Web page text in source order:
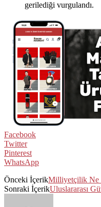
gerilediği vurgulandı.
Facebook
Twitter
Pinterest
WhatsApp
Önceki İçerikMilliyetçilik Ne
Sonraki İçerikUluslararası